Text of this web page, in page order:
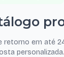
retorno em até
personalizada.